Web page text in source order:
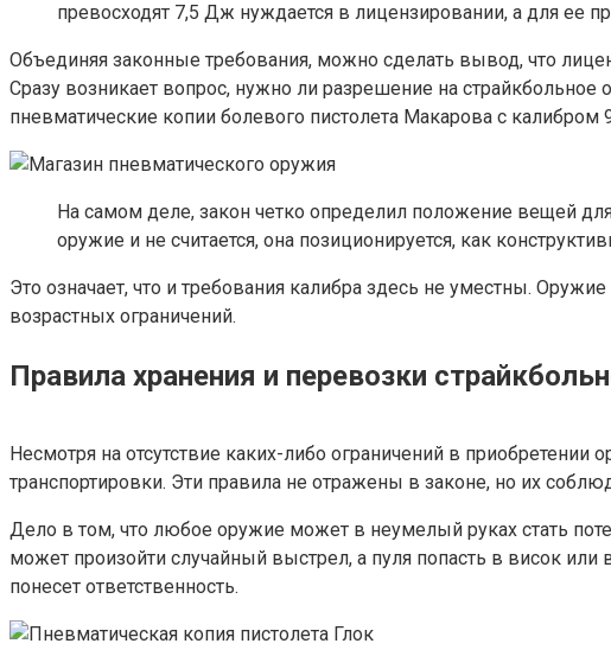
превосходят 7,5 Дж нуждается в лицензировании, а для ее
Объединяя законные требования, можно сделать вывод, что
Сразу возникает вопрос, нужно ли разрешение на
пневматические копии болевого пистолета Макарова с калибром
На самом деле, закон четко определил положение вещей
оружие и не считается, она позиционируется, как
Это означает, что и требования калибра здесь не уместны.
возрастных ограничений.
Правила хранения и перевозки
Несмотря на отсутствие каких-либо ограничений в
транспортировки. Эти правила не отражены в законе, но их
Дело в том, что любое оружие может в неумелый руках стать
может произойти случайный выстрел, а пуля попасть в висок
понесет ответственность.